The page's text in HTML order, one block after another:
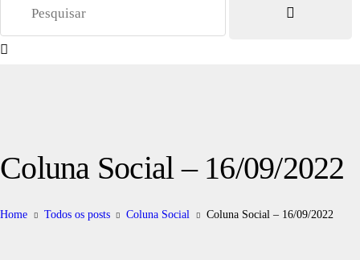
Coluna Social – 16/09/2022
Home Todos os posts Coluna Social Coluna Social – 16/09/2022